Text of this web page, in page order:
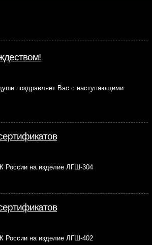
поздравляет Вас с наступающими
России на изделие ЛГШ-304
России на изделие ЛГШ-402